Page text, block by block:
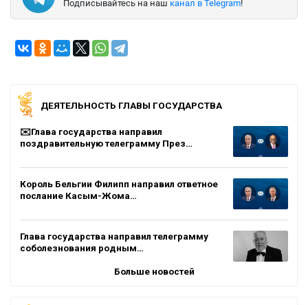
Подписывайтесь на наш канал в Telegram!
ДЕЯТЕЛЬНОСТЬ ГЛАВЫ ГОСУДАРСТВА
✉️Глава государства направил
поздравительную телеграмму През…
Король Бельгии Филипп направил ответное
послание Касым-Жома…
Глава государства направил телеграмму
соболезнования родным…
Больше новостей